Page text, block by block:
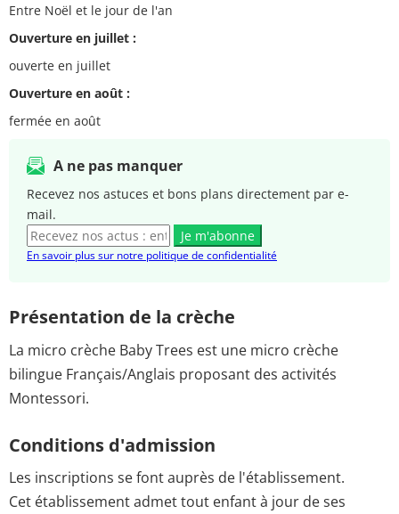
Entre Noël et le jour de l'an
Ouverture en juillet :
ouverte en juillet
Ouverture en août :
fermée en août
A ne pas manquer
Recevez nos astuces et bons plans directement par e-
mail.
Je m'abonne
En savoir plus sur notre politique de confidentialité
Présentation de la crèche
La micro crèche Baby Trees est une micro crèche
bilingue Français/Anglais proposant des activités
Montessori.
Conditions d'admission
Les inscriptions se font auprès de l'établissement.
Cet établissement admet tout enfant à jour de ses